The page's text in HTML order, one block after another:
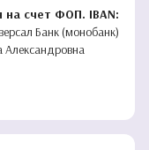
на счет ФОП. IBAN:
Банк (монобанк)